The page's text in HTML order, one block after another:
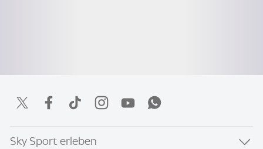
Sky Sport erleben